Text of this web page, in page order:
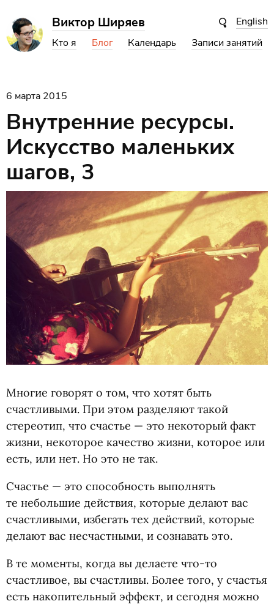
English
Виктор Ширяев
Кто я Блог Календарь Записи занятий
6 марта 2015
Внутренние ресурсы.
Искусство маленьких
шагов, 3
Многие говорят о том, что хотят быть
счастливыми. При этом разделяют такой
стереотип, что счастье — это некоторый факт
жизни, некоторое качество жизни, которое или
есть, или нет. Но это не так.
Счастье — это способность выполнять
те небольшие действия, которые делают вас
счастливыми, избегать тех действий, которые
делают вас несчастными, и сознавать это.
В те моменты, когда вы делаете что-то
счастливое, вы счастливы. Более того, у счастья
есть накопительный эффект, и сегодня можно